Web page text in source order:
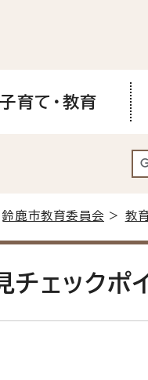
子育て・教育
鈴鹿市教育委員会 > 教
ェックポ